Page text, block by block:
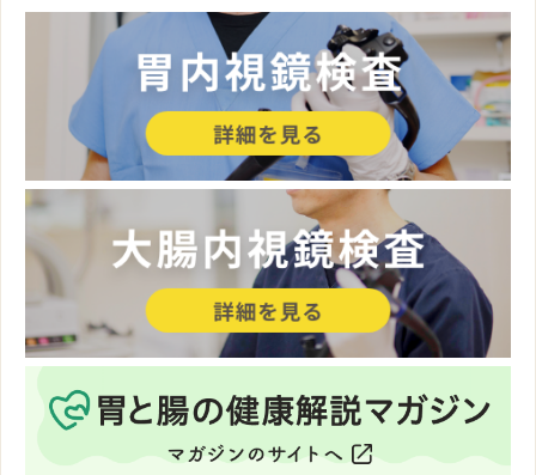
のどがつまる・食べ物が下がっていかない
バレット食道
逆流性食道炎
胸やけ
胃過形成性ポリープ
慢性胃炎
胃底腺ポリープ
鳥肌胃炎
胃アニサキス症
ヘリコバクター・ピロリ感染症
虚血性腸炎、虚血性大腸炎
大腸ポリープ
大腸憩室
潰瘍性大腸炎について
便秘、便秘症
便潜血検査
シクシクしたお腹の痛み
小腸とSIBO(小腸内細菌異常増殖症)
食中毒
痔核(切れ痔、いぼ痔)
脂肪肝について
お腹の症状に対する漢方薬の効果